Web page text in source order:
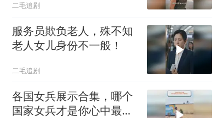
二毛追剧
服务员欺负老人，殊不知
老人女儿身份不一般！
二毛追剧
各国女兵展示合集，哪个
国家女兵才是你心中最飒